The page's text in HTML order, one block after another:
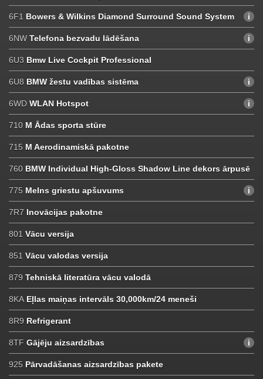
6F1 Bowers & Wilkins Diamond Surround Sound System
6NW Telefona bezvadu lādēšana
6U3 Bmw Live Cockpit Professional
6U8 BMW žestu vadības sistēma
6WD WLAN Hotspot
710 M Ādas sporta stūre
715 M Aerodinamiskā pakotne
760 BMW Individual High-Gloss Shadow Line dekors ārpusē
775 Melns griestu apšuvums
7R7 Inovācijas pakotne
801 Vācu versija
851 Vācu valodas versija
879 Tehniskā literatūra vācu valodā
8KA Eļlas maiņas intervāls 30,000km/24 meneši
8R9 Refrigerant
8TF Gājēju aizsardzības
925 Pārvadāšanas aizsardzības pakete